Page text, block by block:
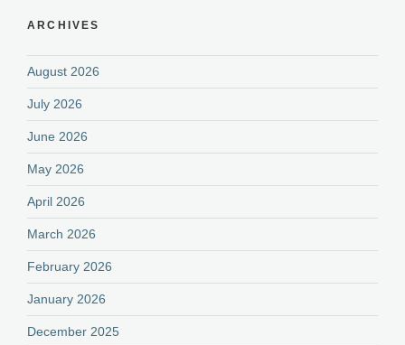
ARCHIVES
August 2026
July 2026
June 2026
May 2026
April 2026
March 2026
February 2026
January 2026
December 2025